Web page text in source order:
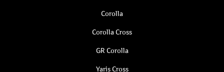
Corolla
Corolla Cross
GR Corolla
Yaris Cross